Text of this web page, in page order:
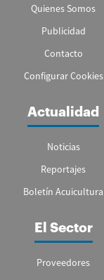
Quienes Somos
Publicidad
Contacto
Configurar Cookies
Actualidad
Noticias
Reportajes
Boletín Acuicultura
El Sector
Proveedores